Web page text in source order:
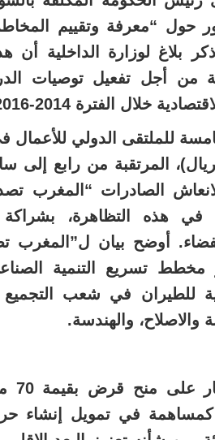
حول “معرفة وتقييم
بلاغ لوزارة الداخلية أن
من أجل تفعيل توصيات
خلال الفترة 2014-2016.
للملتقى الدولي للأعمال
المرتقبة من رابع إلى
الصادرات “المغرب
هذه التظاهرة، بشراكة
أوضح بيان ل”المغرب
تسريع التنمية
للطيران في شعب التجميع
والاصلاح، والهندسة.
–
كمساهمة في تمويل إنشاء